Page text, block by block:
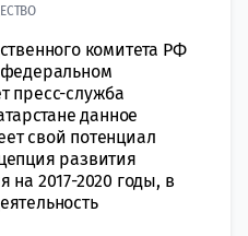
комитета РФ
федеральном
пресс-служба
данное
свой потенциал
развития
на 2017-2020 годы, в